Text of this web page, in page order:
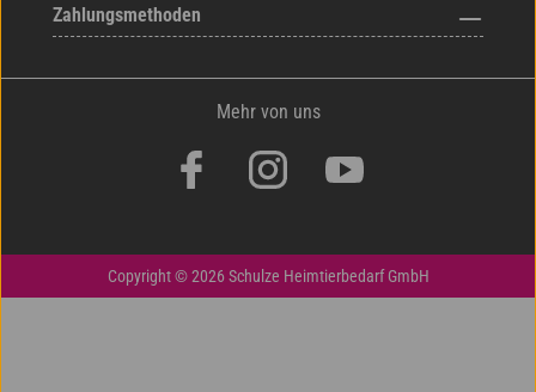
Zahlungsmethoden
Mehr von uns
Copyright © 2026 Schulze Heimtierbedarf GmbH